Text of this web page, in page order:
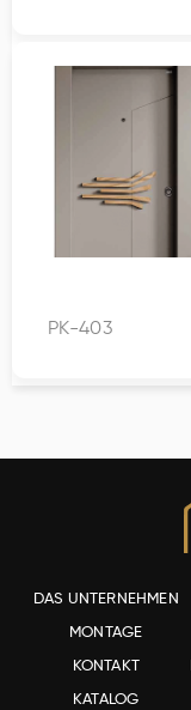
PK-403
DAS UNTERNEHMEN
MONTAGE
KONTAKT
KATALOG